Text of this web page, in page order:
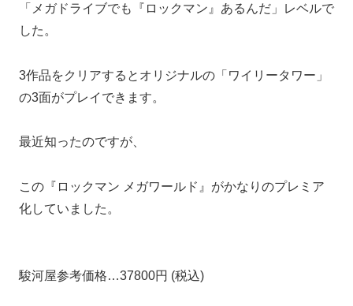
「メガドライブでも『ロックマン』あるんだ」レベルで
した。
3作品をクリアするとオリジナルの「ワイリータワー」
の3面がプレイできます。
最近知ったのですが、
この『ロックマン メガワールド』がかなりのプレミア
化していました。
駿河屋参考価格…37800円 (税込)